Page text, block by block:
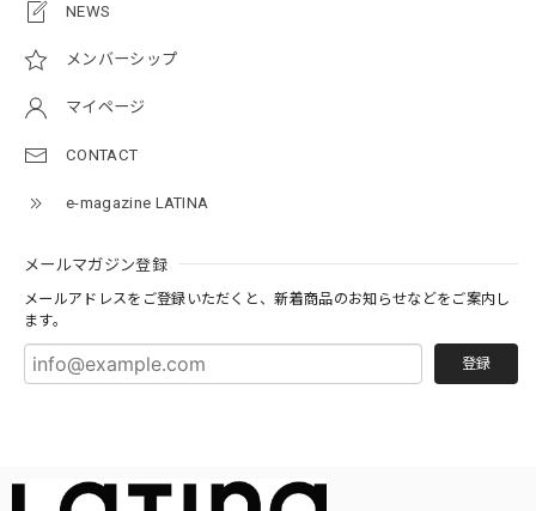
NEWS
メンバーシップ
マイページ
CONTACT
e-magazine LATINA
メールマガジン登録
メールアドレスをご登録いただくと、新着商品のお知らせなどをご案内し
ます。
登録